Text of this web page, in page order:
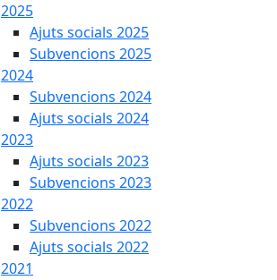
2025
Ajuts socials 2025
Subvencions 2025
2024
Subvencions 2024
Ajuts socials 2024
2023
Ajuts socials 2023
Subvencions 2023
2022
Subvencions 2022
Ajuts socials 2022
2021